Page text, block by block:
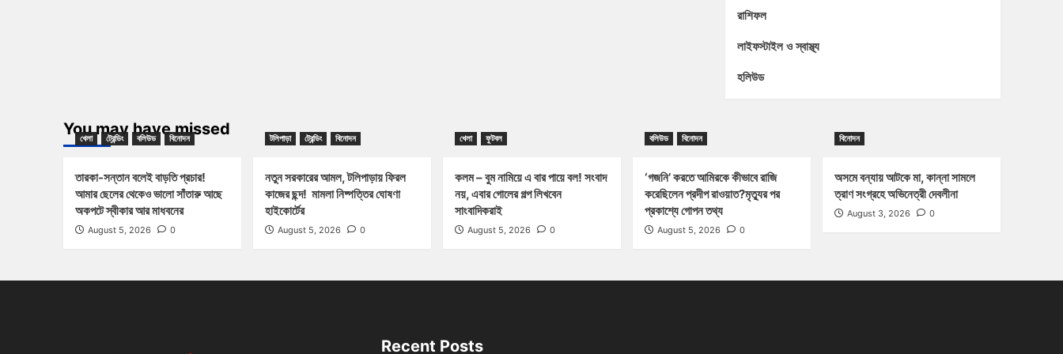
রাশিফল
লাইফস্টাইল ও স্বাস্থ্য
হলিউড
You may have missed
খেলা ট্রেন্ডিং বলিউড বিনোদন
তারকা-সন্তান বলেই বাড়তি প্রচার!
আমার ছেলের থেকেও ভালো সাঁতারু আছে
অকপটে স্বীকার আর মাধবনের
August 5, 2026 0
টলিপাড়া ট্রেন্ডিং বিনোদন
নতুন সরকারের আমল, টলিপাড়ায় ফিরল
কাজের ছন্দ! মামলা নিষ্পত্তির ঘোষণা
হাইকোর্টের
August 5, 2026 0
খেলা ফুটবল
কলম – বুম নামিয়ে এ বার পায়ে বল! সংবাদ
নয়, এবার গোলের গল্প লিখবেন
সাংবাদিকরাই
August 5, 2026 0
বলিউড বিনোদন
‘গজনি’ করতে আমিরকে কীভাবে রাজি
করেছিলেন প্রদীপ রাওয়াত?মৃত্যুর পর
প্রকাশ্যে গোপন তথ্য
August 5, 2026 0
বিনোদন
অসমে বন্যায় আটকে মা, কান্না সামলে
ত্রাণ সংগ্রহে অভিনেত্রী দেবলীনা
August 3, 2026 0
Recent Posts